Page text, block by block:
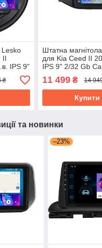
Lesko
II
IPS 9"
Wi-Fi
₴
Штатна
для Kia Ceed II
IPS 9" 2/32 Gb
Wi-Fi GPS Prime
Похолодження
11 499₴ 14
Купити
та новинки
–23%